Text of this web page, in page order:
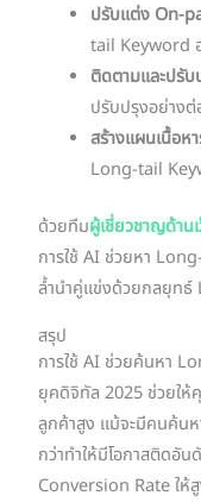
ปรับแต่ง On-
tail Keyword
ติดตามและปรั
ปรับปรุงอย่างต่
สร้างแผนเนื้อหา
Long-tail
ด้วยทีมผู้เชี่ยวชาญด้าน
การใช้ AI ช่วยหา
ล้ำนำคู่แข่งด้วยกลยุท
สรุป
การใช้ AI ช่วยค้นหา
ยุคดิจิทัล 2025 ช่วยให้
ลูกค้าสูง แม้จะมีคนค้น
กว่าทำให้มีโอกาสติดอั
Conversion Rate ให้